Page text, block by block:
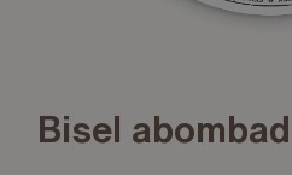
Bisel